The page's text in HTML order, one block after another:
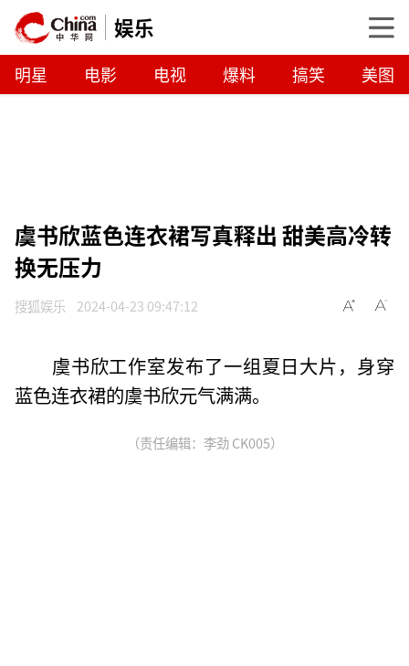
娱乐
明星 电影 电视 爆料 搞笑 美图
虞书欣蓝色连衣裙写真释出 甜美高冷转
换无压力
搜狐娱乐 2024-04-23 09:47:12
虞书欣工作室发布了一组夏日大片，身穿
蓝色连衣裙的虞书欣元气满满。
（责任编辑：李劲 CK005）